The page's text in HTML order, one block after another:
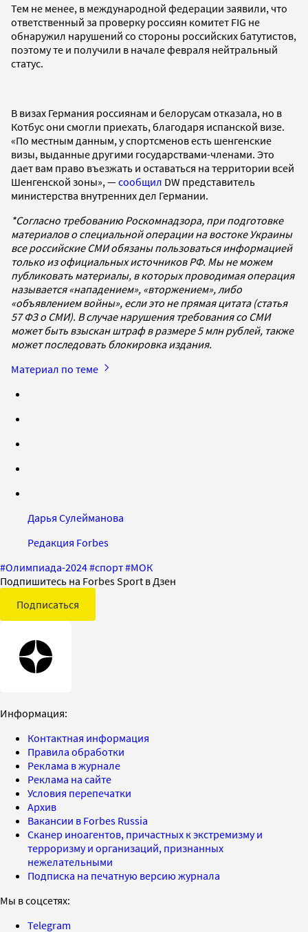
Тем не менее, в международной федерации заявили, что
ответственный за проверку россиян комитет FIG не
обнаружил нарушений со стороны российских батутистов,
поэтому те и получили в начале февраля нейтральный
статус.
В визах Германия россиянам и белорусам отказала, но в
Котбус они смогли приехать, благодаря испанской визе.
«По местным данным, у спортсменов есть шенгенские
визы, выданные другими государствами-членами. Это
дает вам право въезжать и оставаться на территории всей
Шенгенской зоны», —сообщил DW представитель
министерства внутренних дел Германии.
*Согласно требованию Роскомнадзора, при подготовке
материалов о специальной операции на востоке Украины
все российские СМИ обязаны пользоваться информацией
только из официальных источников РФ. Мы не можем
публиковать материалы, в которых проводимая операция
называется «нападением», «вторжением», либо
«объявлением войны», если это не прямая цитата (статья
57 ФЗ о СМИ). В случае нарушения требования со СМИ
может быть взыскан штраф в размере 5 млн рублей, также
может последовать блокировка издания.
Материал по теме
Дарья Сулейманова
Редакция Forbes
#Олимпиада-2024#спорт#МОК
Подпишитесь на Forbes Sport в Дзен
Подписаться
Информация:
Контактная информация
Правила обработки
Реклама в журнале
Реклама на сайте
Условия перепечатки
Архив
Вакансии в Forbes Russia
Сканер иноагентов, причастных к экстремизму и
терроризму и организаций, признанных
нежелательными
Подписка на печатную версию журнала
Мы в соцсетях:
Telegram